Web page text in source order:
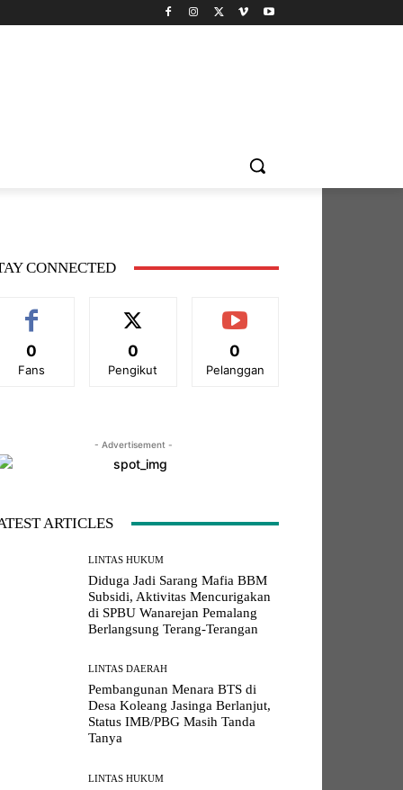
CONNECTED
0
Fans
0
Pengikut
0
Pelanggan
- Advertisement -
ARTICLES
LINTAS HUKUM
Diduga Jadi Sarang Mafia BBM
Subsidi, Aktivitas Mencurigakan
di SPBU Wanarejan Pemalang
Berlangsung Terang-Terangan
LINTAS DAERAH
Pembangunan Menara BTS di
Desa Koleang Jasinga Berlanjut,
Status IMB/PBG Masih Tanda
Tanya
LINTAS HUKUM